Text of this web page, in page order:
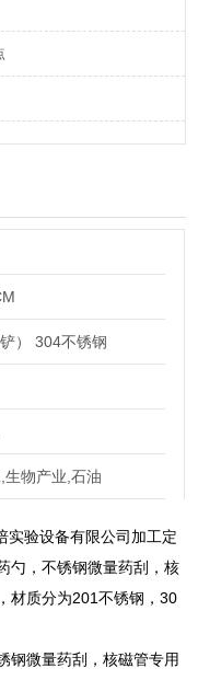
） 304不锈钢
生物产业,石油
实验设备有限公司加工定
勺，不锈钢微量药刮，核
材质分为201不锈钢，30
钢微量药刮，核磁管专用